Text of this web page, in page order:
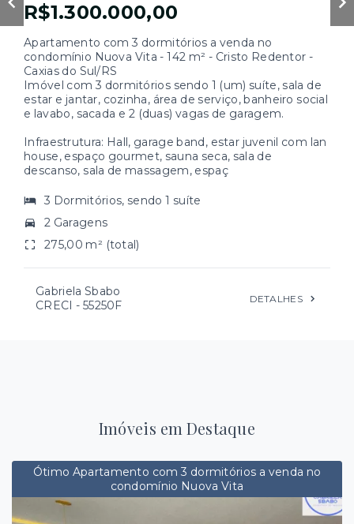
R$1.300.000,00
Apartamento com 3 dormitórios a venda no
condomínio Nuova Vita - 142 m² - Cristo Redentor -
Caxias do Sul/RS
Imóvel com 3 dormitórios sendo 1 (um) suíte, sala de
estar e jantar, cozinha, área de serviço, banheiro social
e lavabo, sacada e 2 (duas) vagas de garagem.
Infraestrutura: Hall, garage band, estar juvenil com lan
house, espaço gourmet, sauna seca, sala de
descanso, sala de massagem, espaç
3 Dormitórios, sendo 1 suíte
2 Garagens
275,00 m² (total)
Gabriela Sbabo
CRECI - 55250F DETALHES
Imóveis em Destaque
Ótimo Apartamento com 3 dormitórios a venda no
condomínio Nuova Vita